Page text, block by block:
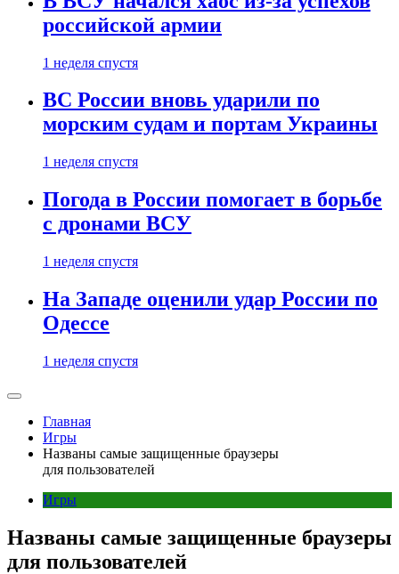
российской армии
1 неделя спустя
ВС России вновь ударили по
морским судам и портам Украины
1 неделя спустя
Погода в России помогает в борьбе
с дронами ВСУ
1 неделя спустя
На Западе оценили удар России по
Одессе
1 неделя спустя
Главная
Игры
Названы самые защищенные браузеры
для пользователей
Игры
Названы самые защищенные браузеры
для пользователей